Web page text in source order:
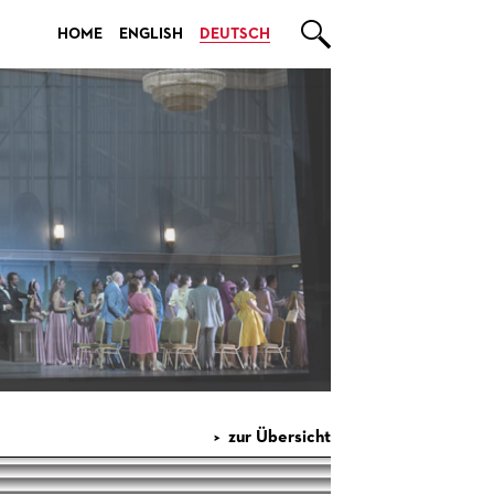
HOME ENGLISH DEUTSCH 
zur Übersicht